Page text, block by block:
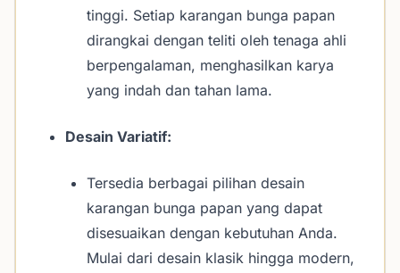
tinggi. Setiap karangan bunga papan
dirangkai dengan teliti oleh tenaga ahli
berpengalaman, menghasilkan karya
yang indah dan tahan lama.
Desain Variatif:
Tersedia berbagai pilihan desain
karangan bunga papan yang dapat
disesuaikan dengan kebutuhan Anda.
Mulai dari desain klasik hingga modern,